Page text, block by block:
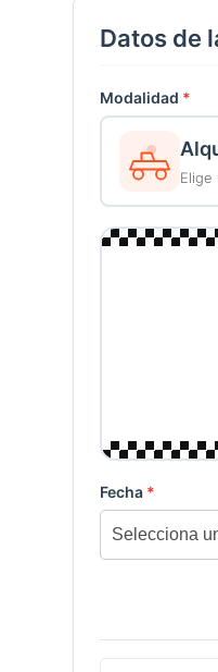
Datos de
Modalidad *
Elige
Fecha *